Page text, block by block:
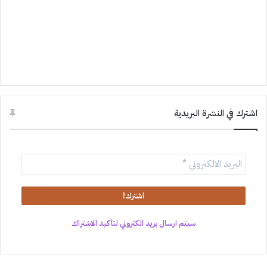
اشترك في النشرة البريدية
سيتم ارسال بريد الكتروني لتأكيد الاشتراك